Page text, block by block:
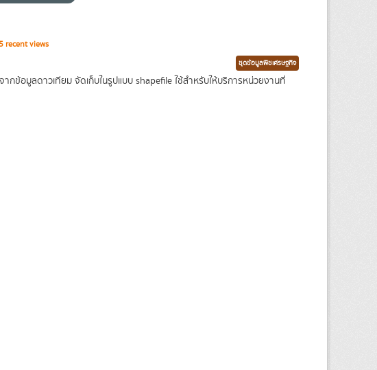
recent views
ชุดข้อมูลพืชเศรษฐกิจ
ข้อมูลดาวเทียม จัดเก็บในรูปแบบ shapefile ใช้สำหรับให้บริการหน่วยงานที่